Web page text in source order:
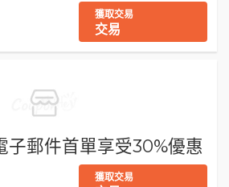
獲取交易
交易
郵件首單享受30%優惠
獲取交易